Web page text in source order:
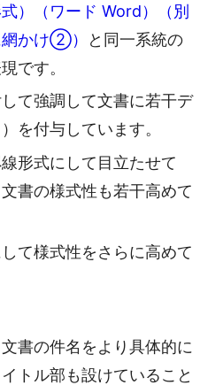
）（ワード Word）（別
かけ②）
と同一系統の
です。
て強調して文書に若干デ
を付与しています。
形式にして目立たせて
書の様式性も若干高めて
て様式性をさらに高めて
書の件名をより具体的に
トル部も設けていること